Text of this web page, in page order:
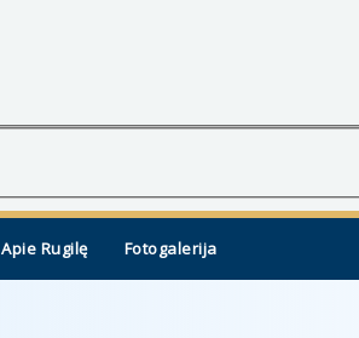
Apie Rugilę Fotogalerija